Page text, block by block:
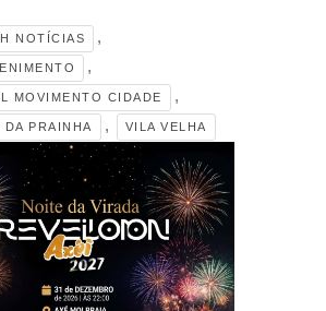
NOTÍCIAS ,
,
MOVIMENTO CIDADE ,
DA PRAINHA , VILA VELHA